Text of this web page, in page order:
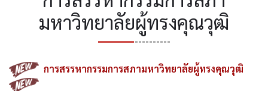
มหาวิทยาลัยผู้ทรงคุณวุฒิ
การสรรหากรรมการสภามหาวิทยาลัยผู้ทรงคุณวุฒิ